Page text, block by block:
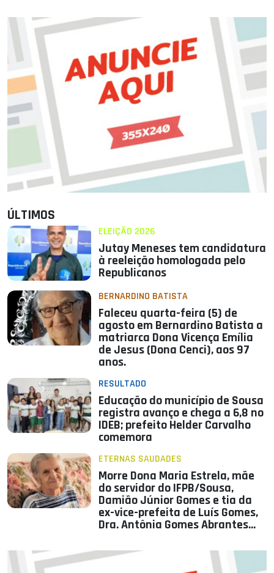
ÚLTIMOS
ELEIÇÃO 2026
Jutay Meneses tem candidatura
à reeleição homologada pelo
Republicanos
BERNARDINO BATISTA
Faleceu quarta-feira (5) de
agosto em Bernardino Batista a
matriarca Dona Vicença Emília
de Jesus (Dona Cenci), aos 97
anos.
RESULTADO
Educação do município de Sousa
registra avanço e chega a 6,8 no
IDEB; prefeito Helder Carvalho
comemora
ETERNAS SAUDADES
Morre Dona Maria Estrela, mãe
do servidor do IFPB/Sousa,
Damião Júnior Gomes e tia da
ex-vice-prefeita de Luís Gomes,
Dra. Antônia Gomes Abrantes